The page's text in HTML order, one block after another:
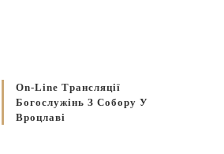
On-Line Трансляції
Богослужінь З Собору У
Вроцлаві